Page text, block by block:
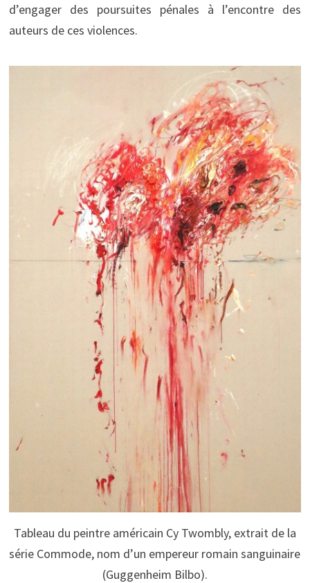
d’engager des poursuites pénales à l’encontre des
auteurs de ces violences.
Tableau du peintre américain Cy Twombly, extrait de la
série Commode, nom d’un empereur romain sanguinaire
(Guggenheim Bilbo).